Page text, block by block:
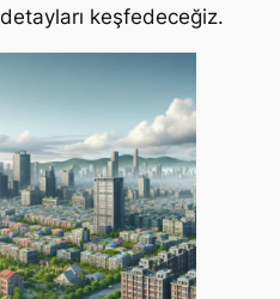
keşfedeceğiz.